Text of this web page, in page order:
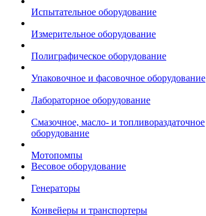
Испытательное оборудование
Измерительное оборудование
Полиграфическое оборудование
Упаковочное и фасовочное оборудование
Лабораторное оборудование
Смазочное, масло- и топливораздаточное
оборудование
Мотопомпы
Весовое оборудование
Генераторы
Конвейеры и транспортеры